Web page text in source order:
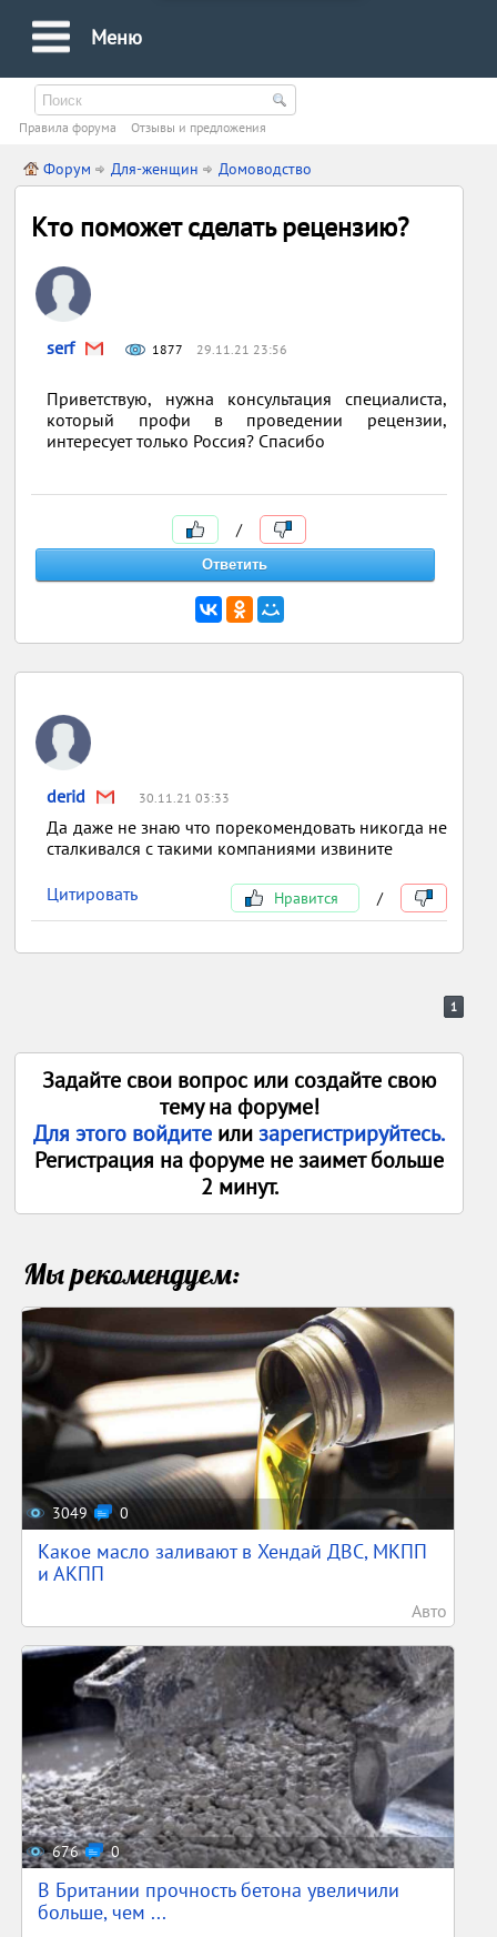
Меню
Правила форума Oтзывы и предложения
Форум Для-женщин Домоводство
Кто поможет сделать рецензию?
serf 1877 29.11.21 23:56
Приветствую, нужна консультация специалиста,
который профи в проведении рецензии,
интересует только Россия? Спасибо
/
derid 30.11.21 03:33
Да даже не знаю что порекомендовать никогда не
сталкивался с такими компаниями извините
Цитировать Нравится /
1
Задайте свои вопрос или создайте свою
тему на форуме!
Для этого войдите илизарегистрируйтесь.
Регистрация на форуме не заимет больше
2 минут.
Мы рекомендуем:
3049 0
Какое масло заливают в Хендай ДВС, МКПП
и АКПП
Авто
676 0
В Британии прочность бетона увеличили
больше, чем ...